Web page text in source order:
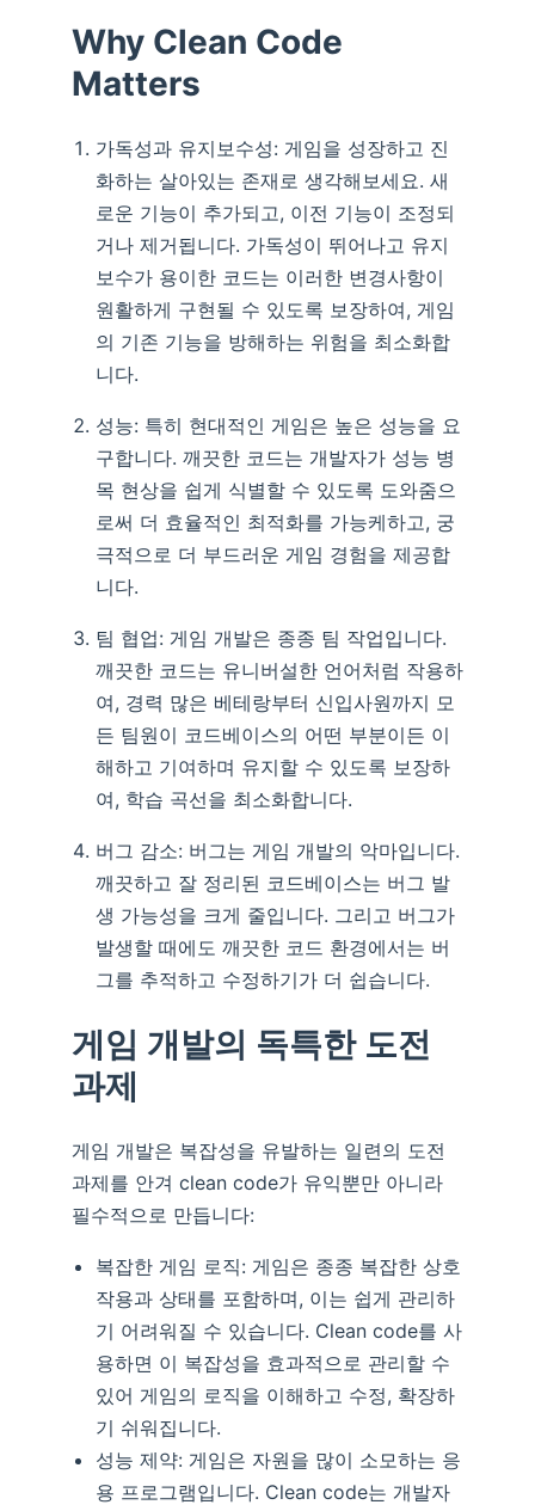
Why Clean Code
Matters
가독성과 유지보수성: 게임을 성장하고 진
화하는 살아있는 존재로 생각해보세요. 새
로운 기능이 추가되고, 이전 기능이 조정되
거나 제거됩니다. 가독성이 뛰어나고 유지
보수가 용이한 코드는 이러한 변경사항이
원활하게 구현될 수 있도록 보장하여, 게임
의 기존 기능을 방해하는 위험을 최소화합
니다.
성능: 특히 현대적인 게임은 높은 성능을 요
구합니다. 깨끗한 코드는 개발자가 성능 병
목 현상을 쉽게 식별할 수 있도록 도와줌으
로써 더 효율적인 최적화를 가능케하고, 궁
극적으로 더 부드러운 게임 경험을 제공합
니다.
팀 협업: 게임 개발은 종종 팀 작업입니다.
깨끗한 코드는 유니버설한 언어처럼 작용하
여, 경력 많은 베테랑부터 신입사원까지 모
든 팀원이 코드베이스의 어떤 부분이든 이
해하고 기여하며 유지할 수 있도록 보장하
여, 학습 곡선을 최소화합니다.
버그 감소: 버그는 게임 개발의 악마입니다.
깨끗하고 잘 정리된 코드베이스는 버그 발
생 가능성을 크게 줄입니다. 그리고 버그가
발생할 때에도 깨끗한 코드 환경에서는 버
그를 추적하고 수정하기가 더 쉽습니다.
게임 개발의 독특한 도전
과제
게임 개발은 복잡성을 유발하는 일련의 도전
과제를 안겨 clean code가 유익뿐만 아니라
필수적으로 만듭니다:
복잡한 게임 로직: 게임은 종종 복잡한 상호
작용과 상태를 포함하며, 이는 쉽게 관리하
기 어려워질 수 있습니다. Clean code를 사
용하면 이 복잡성을 효과적으로 관리할 수
있어 게임의 로직을 이해하고 수정, 확장하
기 쉬워집니다.
성능 제약: 게임은 자원을 많이 소모하는 응
용 프로그램입니다. Clean code는 개발자